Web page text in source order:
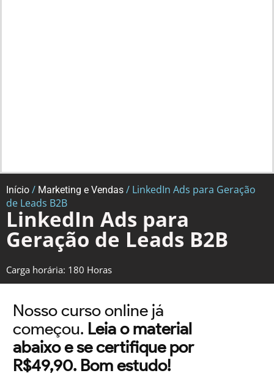
Início / Marketing e Vendas / LinkedIn Ads para Geração
de Leads B2B
LinkedIn Ads para
Geração de Leads B2B
Carga horária: 180 Horas
Nosso curso online já
começou. Leia o material
abaixo e se certifique por
R$49,90. Bom estudo!